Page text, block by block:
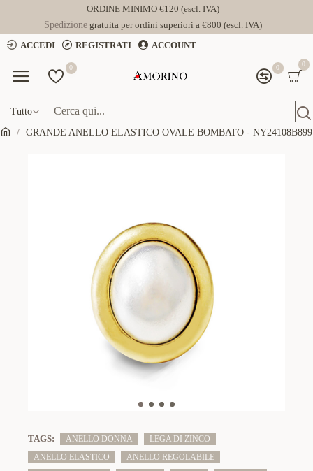
ORDINE MINIMO €120 (escl. IVA)
Spedizionegratuita per ordini superiori a €800 (escl. IVA)
ACCEDI
REGISTRATI ACCOUNT
0 0 0
Tutto
GRANDE ANELLO ELASTICO OVALE BOMBATO - NY24108B899
TAGS: ANELLO DONNA
LEGA DI ZINCO
ANELLO ELASTICO
ANELLO REGOLABILE